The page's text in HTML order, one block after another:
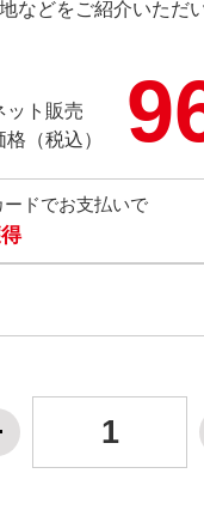
などをご紹介いただ
ット販売
格（税込）
ドでお支払いで